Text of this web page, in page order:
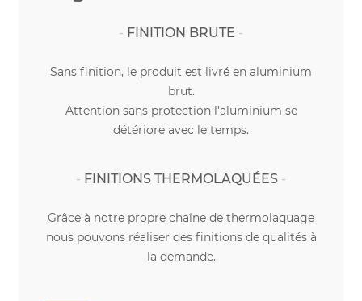
FINITION BRUTE
Sans finition, le produit est livré en aluminium
brut.
Attention sans protection l'aluminium se
détériore avec le temps.
FINITIONS THERMOLAQUÉES
Grâce à notre propre chaîne de thermolaquage
nous pouvons réaliser des finitions de qualités à
la demande.